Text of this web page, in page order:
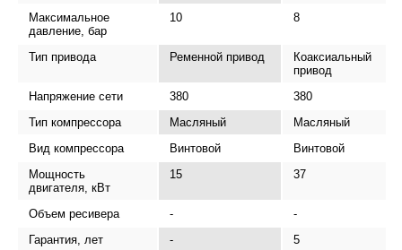
Максимальное
давление, бар
10 8
Тип привода Ременной привод
Коаксиальный
привод
Напряжение сети
380
380
Тип компрессора
Масляный
Масляный
Вид компрессора
Винтовой
Винтовой
Мощность
двигателя, кВт
15 37
Объем ресивера -
-
Гарантия, лет
-
5